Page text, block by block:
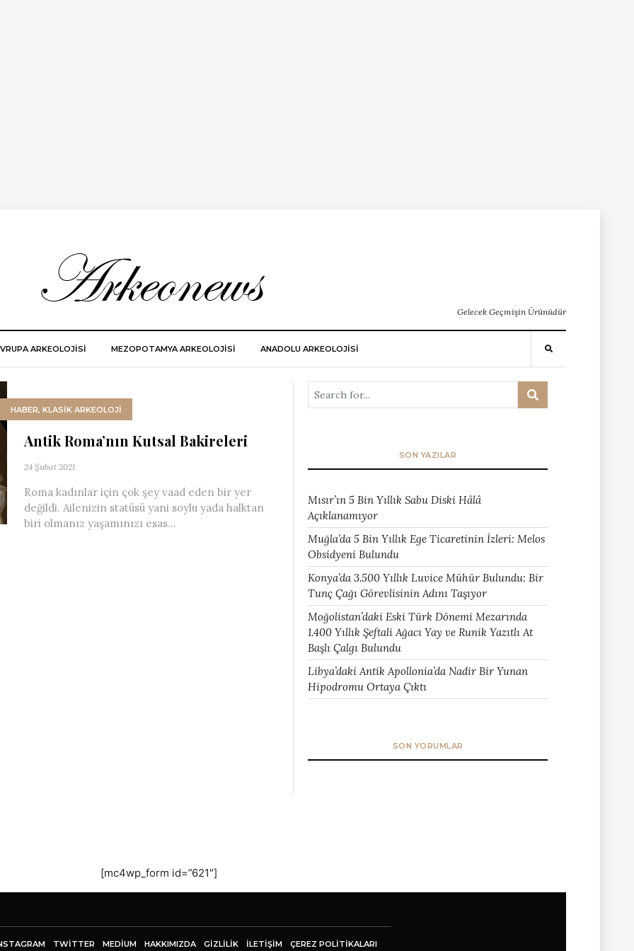
Gelecek Geçmişin Ürünüdür
ARKEOLOJISI MEZOPOTAMYA ARKEOLOJISI ANADOLU ARKEOLOJİSİ
HABER, KLASİK ARKEOLOJİ
Antik Roma’nın Kutsal Bakireleri
24 Şubat 2021
Roma kadınlar için çok şey vaad eden bir yer
değildi. Ailenizin statüsü yani soylu yada halktan
biri olmanız yaşamınızı esas...
SON YAZILAR
Mısır’ın 5 Bin Yıllık Sabu Diski Hâlâ
Açıklanamıyor
Muğla’da 5 Bin Yıllık Ege Ticaretinin İzleri: Melos
Obsidyeni Bulundu
Konya’da 3.500 Yıllık Luvice Mühür Bulundu: Bir
Tunç Çağı Görevlisinin Adını Taşıyor
Moğolistan’daki Eski Türk Dönemi Mezarında
1.400 Yıllık Şeftali Ağacı Yay ve Runik Yazıtlı At
Başlı Çalgı Bulundu
Libya’daki Antik Apollonia’da Nadir Bir Yunan
Hipodromu Ortaya Çıktı
SON YORUMLAR
[mc4wp_form id=”621″]
TWITTER MEDIUM HAKKIMIZDA GİZLİLİK İLETIŞIM ÇEREZ POLITIKALARI